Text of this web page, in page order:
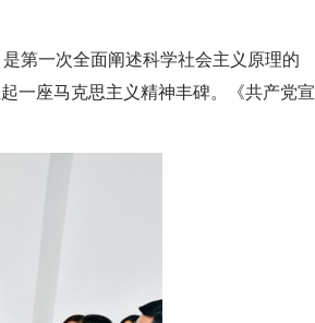
第一次全面阐述科学社会主义原理的
一座马克思主义精神丰碑。《共产党宣